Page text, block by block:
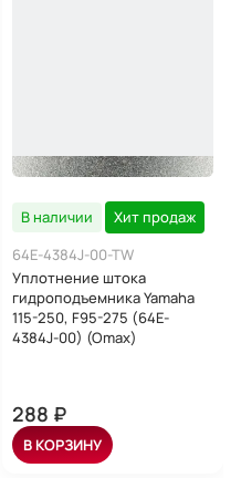
В наличии
Хит продаж
64E-4384J-00-TW
Уплотнение штока
гидроподъемника Yamaha
115-250, F95-275 (64E-
4384J-00) (Omax)
288 ₽
В КОРЗИНУ